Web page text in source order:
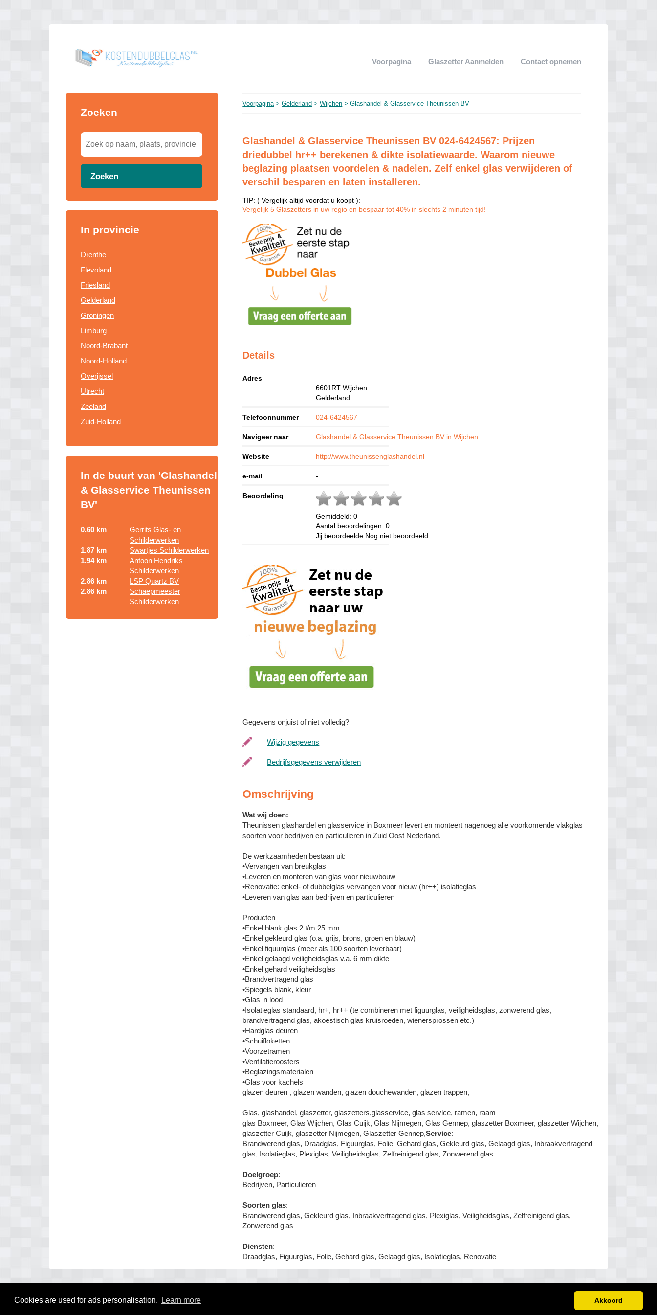
Cookies are used for ads personalisation. Learn more Akkoord
Voorpagina Glaszetter Aanmelden Contact opnemen
Zoeken
Zoeken
In provincie
Drenthe
Flevoland
Friesland
Gelderland
Groningen
Limburg
Noord-Brabant
Noord-Holland
Overijssel
Utrecht
Zeeland
Zuid-Holland
In de buurt van 'Glashandel
& Glasservice Theunissen
BV'
0.60 km
Gerrits Glas- en
Schilderwerken
1.87 km
Swartjes Schilderwerken
1.94 km
Antoon Hendriks
Schilderwerken
2.86 km
LSP Quartz BV
2.86 km
Schaepmeester
Schilderwerken
Voorpagina>Gelderland >Wijchen > Glashandel & Glasservice Theunissen BV
Glashandel & Glasservice Theunissen BV 024-6424567: Prijzen
driedubbel hr++ berekenen & dikte isolatiewaarde. Waarom nieuwe
beglazing plaatsen voordelen & nadelen. Zelf enkel glas verwijderen of
verschil besparen en laten installeren.
TIP: ( Vergelijk altijd voordat u koopt ):
Vergelijk 5 Glaszetters in uw regio en bespaar tot 40% in slechts 2 minuten tijd!
Details
Adres
6601RT Wijchen
Gelderland
Telefoonnummer 024-6424567
Navigeer naar Glashandel & Glasservice Theunissen BV in Wijchen
Website http://www.theunissenglashandel.nl
e-mail -
Beoordeling
Gemiddeld:0
Aantal beoordelingen:0
Jij beoordeelde Nog niet beoordeeld
Gegevens onjuist of niet volledig?
Wijzig gegevens
Bedrijfsgegevens verwijderen
Omschrijving
Wat wij doen:
Theunissen glashandel en glasservice in Boxmeer levert en monteert nagenoeg alle voorkomende vlakglas
soorten voor bedrijven en particulieren in Zuid Oost Nederland.
De werkzaamheden bestaan uit:
•Vervangen van breukglas
•Leveren en monteren van glas voor nieuwbouw
•Renovatie: enkel- of dubbelglas vervangen voor nieuw (hr++) isolatieglas
•Leveren van glas aan bedrijven en particulieren
Producten
•Enkel blank glas 2 t/m 25 mm
•Enkel gekleurd glas (o.a. grijs, brons, groen en blauw)
•Enkel figuurglas (meer als 100 soorten leverbaar)
•Enkel gelaagd veiligheidsglas v.a. 6 mm dikte
•Enkel gehard veiligheidsglas
•Brandvertragend glas
•Spiegels blank, kleur
•Glas in lood
•Isolatieglas standaard, hr+, hr++ (te combineren met figuurglas, veiligheidsglas, zonwerend glas,
brandvertragend glas, akoestisch glas kruisroeden, wienersprossen etc.)
•Hardglas deuren
•Schuifloketten
•Voorzetramen
•Ventilatieroosters
•Beglazingsmaterialen
•Glas voor kachels
glazen deuren , glazen wanden, glazen douchewanden, glazen trappen,
Glas, glashandel, glaszetter, glaszetters,glasservice, glas service, ramen, raam
glas Boxmeer, Glas Wijchen, Glas Cuijk, Glas Nijmegen, Glas Gennep, glaszetter Boxmeer, glaszetter Wijchen,
glaszetter Cuijk, glaszetter Nijmegen, Glaszetter Gennep,Service:
Brandwerend glas, Draadglas, Figuurglas, Folie, Gehard glas, Gekleurd glas, Gelaagd glas, Inbraakvertragend
glas, Isolatieglas, Plexiglas, Veiligheidsglas, Zelfreinigend glas, Zonwerend glas
Doelgroep:
Bedrijven, Particulieren
Soorten glas:
Brandwerend glas, Gekleurd glas, Inbraakvertragend glas, Plexiglas, Veiligheidsglas, Zelfreinigend glas,
Zonwerend glas
Diensten:
Draadglas, Figuurglas, Folie, Gehard glas, Gelaagd glas, Isolatieglas, Renovatie
© 2026 wat kost dubbelglas laten zetten ?